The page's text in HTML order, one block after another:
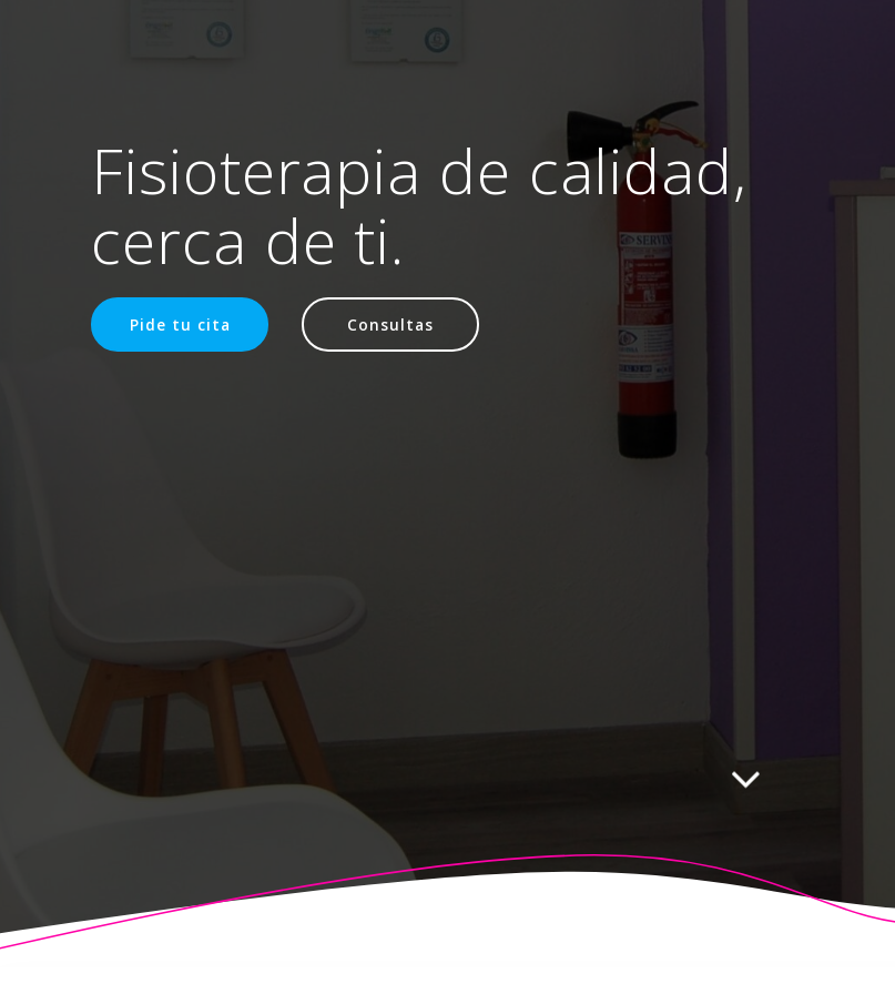
Fisioterapia de calidad,
cerca de ti.
Pide tu cita Consultas
© 2026 Fisioalcón. Construido utilizando WordPress